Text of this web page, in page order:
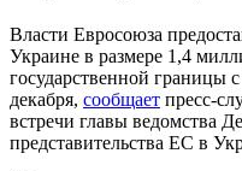
Власти Евросоюза
Украине в размере 1,4
государственной границы
декабря, сообщает пресс-
встречи главы ведомства
представительства ЕС в